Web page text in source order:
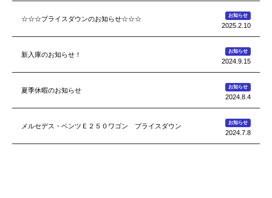
☆☆☆プライスダウンのお知らせ☆☆☆ お知らせ
2025.2.10
新入庫のお知らせ！ お知らせ
2024.9.15
夏季休暇のお知らせ お知らせ
2024.8.4
メルセデス・ベンツＥ２５０ワゴン プライスダウン お知らせ
2024.7.8